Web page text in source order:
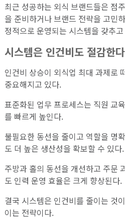
최근 성공하는 외식 브랜드들은 점
을 준비하거나 브랜드 전략을 고민
정적으로 운영되는 시스템을 갖추
시스템은 인건비도 절감한다
인건비 상승이 외식업 최대 과제로
중요해지고 있다.
표준화된 업무 프로세스는 직원 교
를 빠르게 높인다.
불필요한 동선을 줄이고 역할을 명
도 더 높은 생산성을 확보할 수 있다.
주방과 홀의 동선을 개선하고 주문
도 인력 운영 효율은 크게 향상된다.
결국 시스템은 인건비를 줄이는 것
이는 전략이다.